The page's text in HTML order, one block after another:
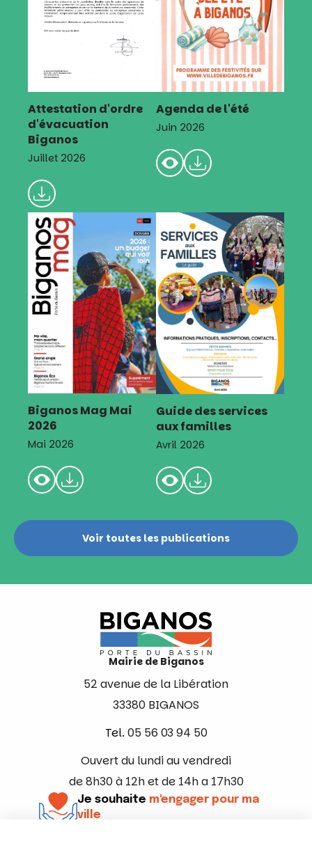
Attestation d'ordre
d'évacuation
Biganos
Juillet 2026
Agenda de l'été
Juin 2026
Biganos Mag Mai
2026
Mai 2026
Guide des services
aux familles
Avril 2026
Voir toutes les publications
Mairie de Biganos
52 avenue de la Libération
33380 BIGANOS
Tel. 05 56 03 94 50
Ouvert du lundi au vendredi
de 8h30 à 12h et de 14h a 17h30
Je souhaite m'engager pour ma
ville